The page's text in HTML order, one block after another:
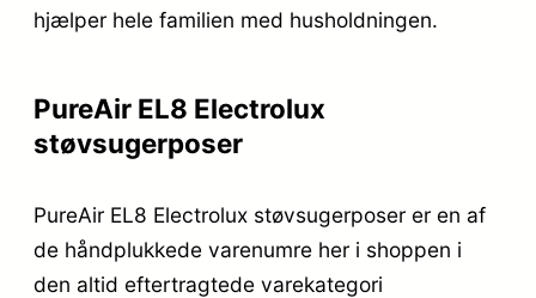
hjælper hele familien med husholdningen.
PureAir EL8 Electrolux
støvsugerposer
PureAir EL8 Electrolux støvsugerposer er en af
de håndplukkede varenumre her i shoppen i
den altid eftertragtede varekategori